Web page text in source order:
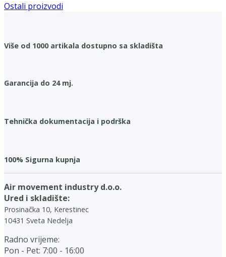
Ostali proizvodi
Više od 1000 artikala dostupno sa skladišta
Garancija do 24 mj.
Tehnička dokumentacija i podrška
100% Sigurna kupnja
Air movement industry d.o.o.
Ured i skladište:
Prosinačka 10, Kerestinec
10431 Sveta Nedelja
Radno vrijeme:
Pon - Pet: 7:00 - 16:00